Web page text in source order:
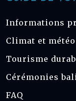
Informations
Climat et météo
Tourisme
Cérémonies
FAQ